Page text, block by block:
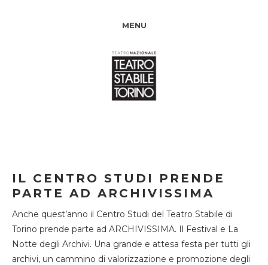
MENU
IL CENTRO STUDI PRENDE
PARTE AD ARCHIVISSIMA
Anche quest’anno il Centro Studi del Teatro Stabile di
Torino prende parte ad ARCHIVISSIMA. Il Festival e La
Notte degli Archivi. Una grande e attesa festa per tutti gli
archivi, un cammino di valorizzazione e promozione degli